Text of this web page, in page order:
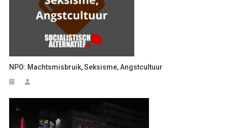
NPO: Machtsmisbruik, Seksisme, Angstcultuur